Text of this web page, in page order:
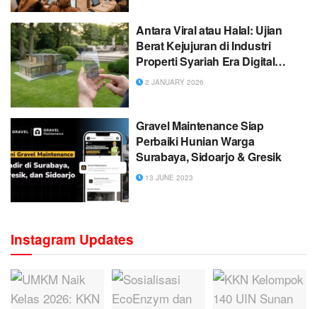
Antara Viral atau Halal: Ujian
Berat Kejujuran di Industri
Properti Syariah Era Digital
dalam Penerapan “Maslahah
2 JANUARY 2026
Gravel Maintenance Siap
Perbaiki Hunian Warga
Surabaya, Sidoarjo & Gresik
13 JUNE 2023
Instagram Updates